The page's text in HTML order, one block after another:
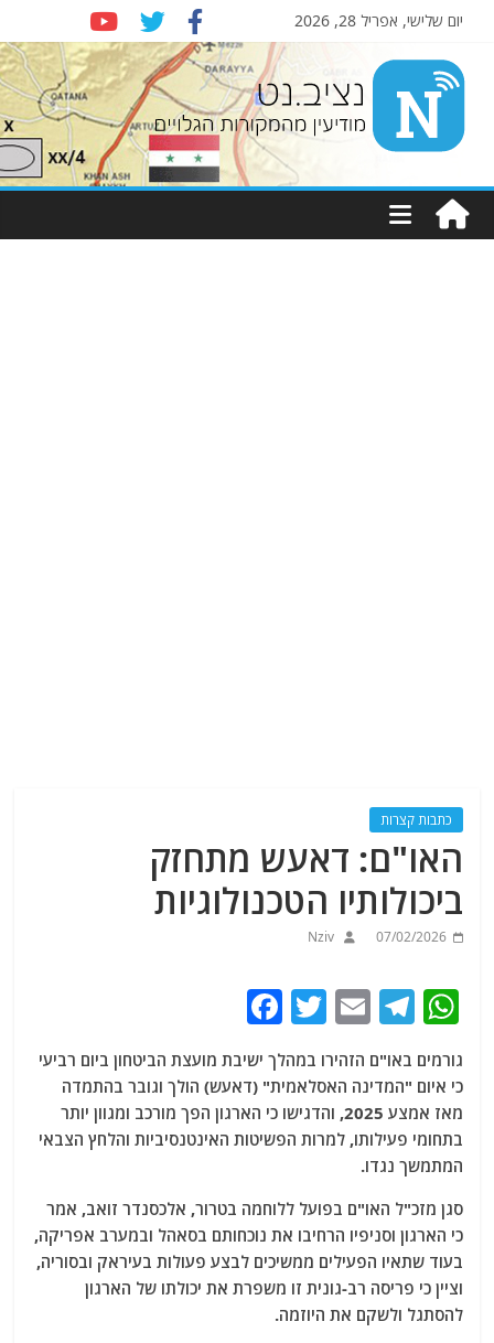
יום שלישי, אפריל 28, 2026
Nziv.net
מודיעין
מהמקורות
כתבות קצרות
האו"ם: דאעש מתחזק
ביכולותיו הטכנולוגיות
07/02/2026
Nziv
W
at
s
A
p
p
T
e
g
ra
m
E
ai
l
T
w
itt
er
c
e
b
o
k
גורמים באו"ם הזהירו במהלך ישיבת מועצת הביטחון ביום רביעי
כי איום "המדינה האסלאמית" (דאעש) הולך וגובר בהתמדה
מאז אמצע 2025, והדגישו כי הארגון הפך מורכב ומגוון יותר
בתחומי פעילותו, למרות הפשיטות האינטנסיביות והלחץ הצבאי
המתמשך נגדו.
סגן מזכ"ל האו"ם בפועל ללוחמה בטרור, אלכסנדר זואב, אמר
כי הארגון וסניפיו הרחיבו את נוכחותם בסאהל ובמערב אפריקה,
בעוד שתאיו הפעילים ממשיכים לבצע פעולות בעיראק ובסוריה,
וציין כי פריסה רב-גונית זו משפרת את יכולתו של הארגון
להסתגל ולשקם את היוזמה.